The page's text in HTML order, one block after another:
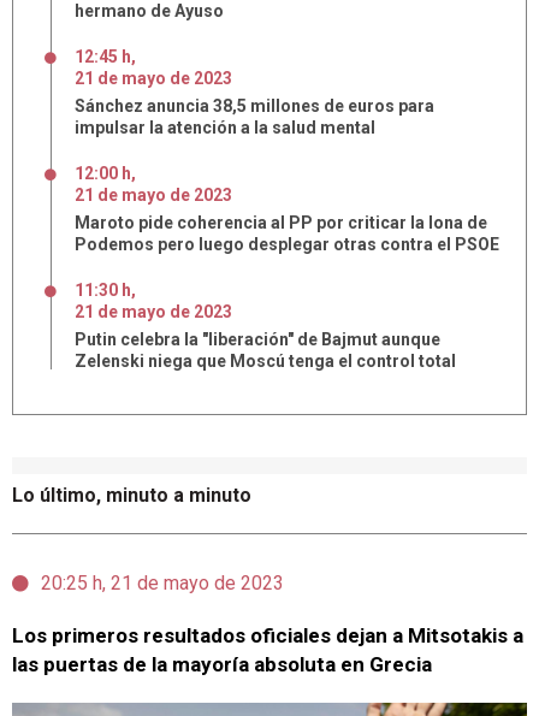
Lo último, minuto a minuto
20:25 h, 21 de mayo de 2023
Los primeros resultados oficiales dejan a Mitsotakis a
las puertas de la mayoría absoluta en Grecia
hermano de Ayuso
12:45 h,
21 de mayo de 2023
Sánchez anuncia 38,5 millones de euros para
impulsar la atención a la salud mental
12:00 h,
21 de mayo de 2023
Maroto pide coherencia al PP por criticar la lona de
Podemos pero luego desplegar otras contra el PSOE
11:30 h,
21 de mayo de 2023
Putin celebra la "liberación" de Bajmut aunque
Zelenski niega que Moscú tenga el control total